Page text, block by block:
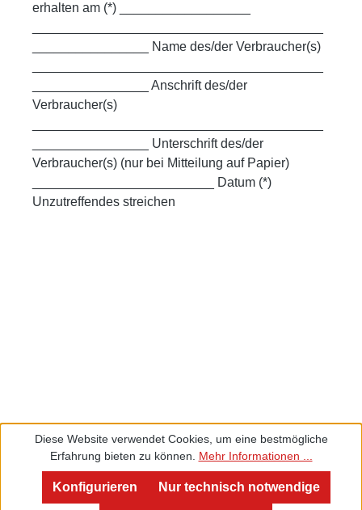
erhalten am (*) __________________
________________ Name des/der Verbraucher(s)
________________ Anschrift des/der
Verbraucher(s)
________________ Unterschrift des/der
Verbraucher(s) (nur bei Mitteilung auf Papier)
_________________________ Datum (*)
Unzutreffendes streichen
Diese Website verwendet Cookies, um eine bestmögliche
Erfahrung bieten zu können. Mehr Informationen ...
Nur technisch notwendige
Konfigurieren